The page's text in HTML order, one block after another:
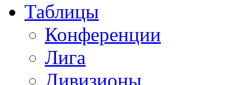
Таблицы
Конференции
Лига
Дивизионы